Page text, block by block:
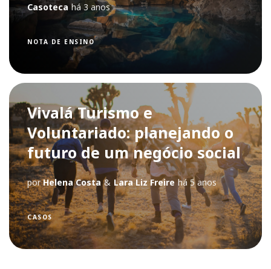
Casoteca há 3 anos
NOTA DE ENSINO
Vivalá Turismo e
Voluntariado: planejando o
futuro de um negócio social
porHelena Costa & Lara Liz Freire há 5 anos
CASOS